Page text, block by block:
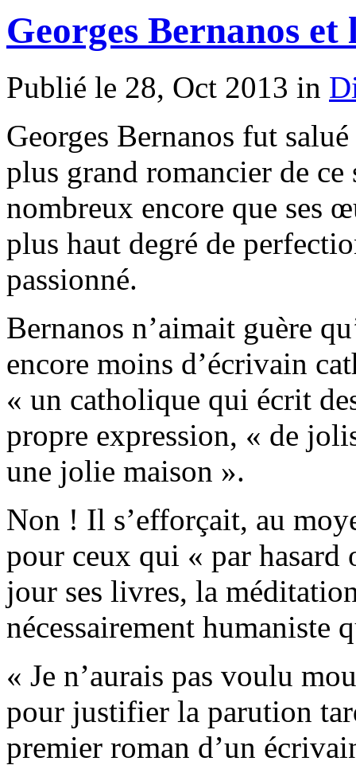
Georges Bernanos
Publié le 28, Oct 2013 in
Georges Bernanos fut
plus grand romancier de
nombreux encore que ses
plus haut degré de
passionné.
Bernanos n’aimait guère
encore moins d’écrivain
« un catholique qui écrit
propre expression, « de
une jolie maison ».
Non ! Il s’efforçait, au
pour ceux qui « par
jour ses livres, la
nécessairement humaniste
« Je n’aurais pas voulu
pour justifier la parution
premier roman d’un